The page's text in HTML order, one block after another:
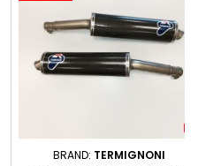
BRAND: TERMIGNONI